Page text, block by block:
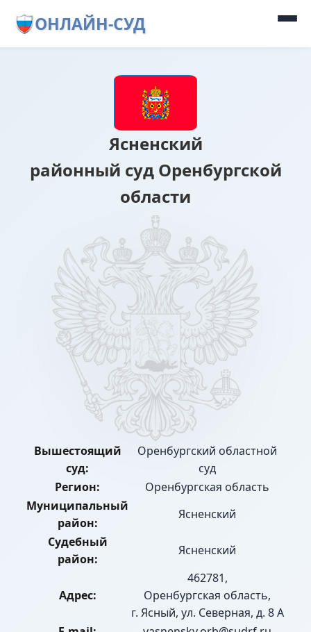
ОНЛАЙН-СУД
Ясненский
районный суд Оренбургской
области
Вышестоящий
суд:
Оренбургский областной
суд
Регион:
Оренбургская область
Муниципальный
район:
Ясненский
Судебный
район:
Ясненский
Адрес:
462781,
Оренбургская область,
г. Ясный, ул. Северная, д. 8 А